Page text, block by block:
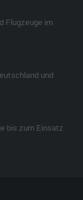
Flugzeuge im
und
bis zum Einsatz